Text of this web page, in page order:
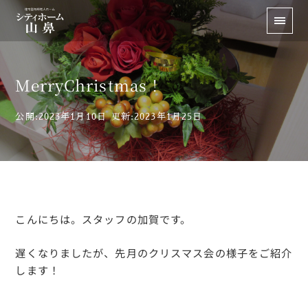
MerryChristmas！
公開:2023年1月10日 更新:2023年1月25日
こんにちは。スタッフの加賀です。
遅くなりましたが、先月のクリスマス会の様子をご紹介
します！